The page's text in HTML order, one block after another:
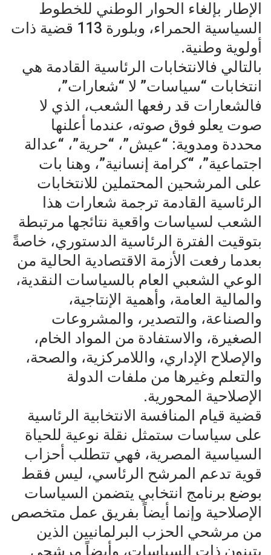
الإطار بإلغاء الحوار الوطني للخطوط
السياسية الحمراء، وبلورة 113 قضية ذات
أولوية وطنية.
بالتالي فالانتخابات الرئاسية القادمة هي
انتخابات “سياسات” لا “شعارات”،
فالشعارات قد رفعها الشعب، الذي لا
صوت يعلو فوق صوته، عندما أعلنها
محددة ومدوية: “عيش”، “حرية”، “عدالة
اجتماعية”، “كرامة إنسانية”، وهنا بات
على المرشحين المحتملين للانتخابات
الرئاسية القادمة ترجمة شعارات هذا
الشعب لسياسات واقعية نتائجها مرتبطة
بتوقيت الفترة الرئاسية الدستوري، خاصةً
بعدما رفعت الأزمة الاقتصادية الحالية من
الوعي الشعبي العام بالسياسات النقدية،
والمالية العامة، وأهمية الإنتاجية،
والصناعة، والتصدير، والمشروعات
الصغيرة، والاستفادة من المواد الخام،
والإصلاح الإداري، واللامركزية، والصحة،
والتعلم وغيرها من ملفات الدولة
الإصلاحية المحورية.
قضية قيام المنافسة الانتخابية الرئاسية
على سياسات ستمثل نقلة نوعية للحياة
السياسية المصرية، فهي تتطلب أحزاب
قوية تدعم المرشح الرئاسي، ليس فقط
بوضع برنامج انتخابي يتضمن السياسات
الإصلاحية وإنما أيضاً بفريق عمل متخصص
من مرشحي الحزب البرلمانيين الذين
يتبنون ذات السياسات، وأيضاً مرشحي